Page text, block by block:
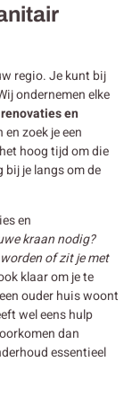
regio. Je kunt bij
ondernemen elke
en
zoek je een
hoog tijd om die
bij je langs om de
en
kraan nodig?
of zit je met
klaar om je te
ouder huis woont
wel eens hulp
dan
essentieel